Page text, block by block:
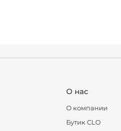
О нас
О компании
Бутик CLO